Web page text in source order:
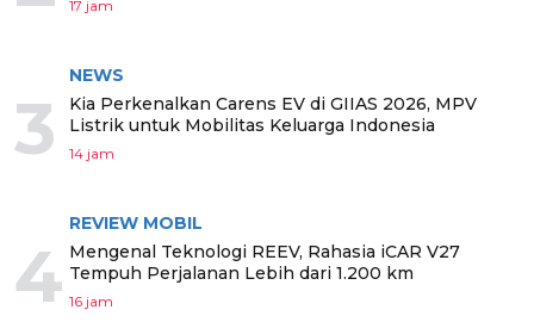
17 jam
3
NEWS
Kia Perkenalkan Carens EV di GIIAS 2026, MPV
Listrik untuk Mobilitas Keluarga Indonesia
14 jam
4
REVIEW MOBIL
Mengenal Teknologi REEV, Rahasia iCAR V27
Tempuh Perjalanan Lebih dari 1.200 km
16 jam